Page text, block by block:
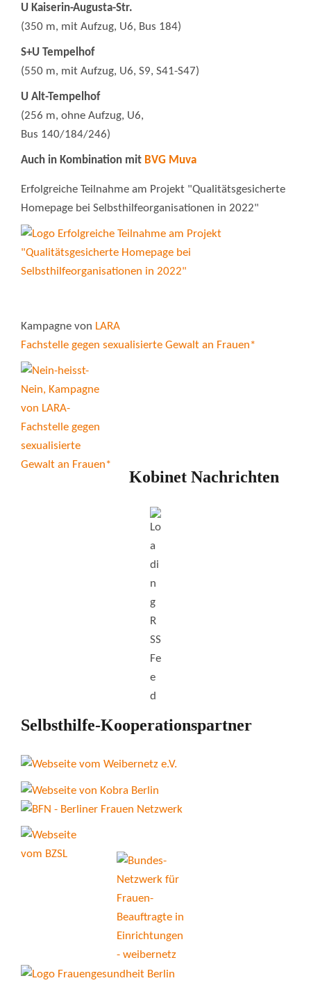
U Kaiserin-Augusta-Str.
(350 m, mit Aufzug, U6, Bus 184)
S+U Tempelhof
(550 m, mit Aufzug, U6, S9, S41-S47)
U Alt-Tempelhof
(256 m, ohne Aufzug, U6,
Bus 140/184/246)
Auch in Kombination mit BVG Muva
Erfolgreiche Teilnahme am Projekt "Qualitätsgesicherte
Homepage bei Selbsthilfeorganisationen in 2022"
Kampagne von LARA
Fachstelle gegen sexualisierte Gewalt an Frauen*
Kobinet Nachrichten
Selbsthilfe-Kooperationspartner